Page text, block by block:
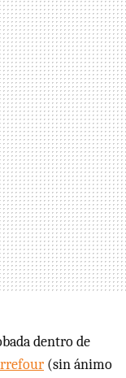
dentro de
(sin ánimo